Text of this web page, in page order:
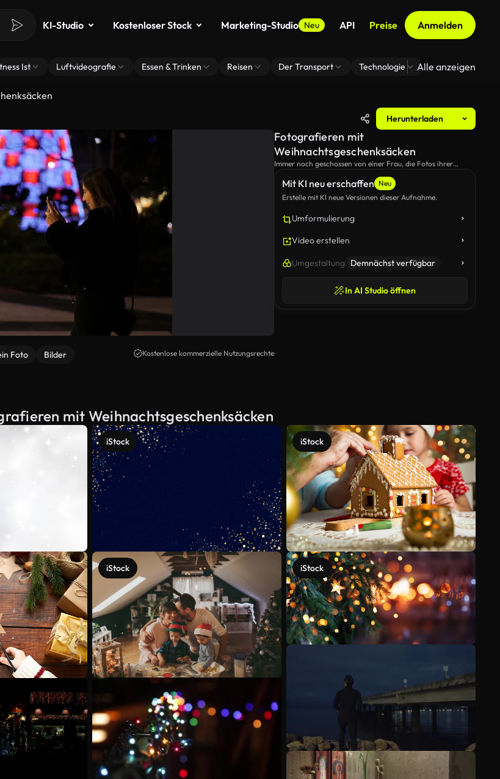
KI-Studio Kostenloser Stock Marketing-Studio Neu API Preise Anmelden
Ist Luftvideografie Essen & Trinken Reisen Der Transport Technologie Zoom Virtuelle
Alle anzeigen
Herunterladen
Foto
Bilder
Kostenlose kommerzielle Nutzungsrechte
Mit KI neu erschaffen Neu
Erstelle mit KI neue Versionen dieser Aufnahme.
Umformulierung
Video erstellen
Umgestaltung Demnächst verfügbar
In AI Studio öffnen
Fotografieren mit
Weihnachtsgeschenksäcken
Immer noch geschossen von einer Frau, die Fotos ihrer
hält.
mit Weihnachtsgeschenksäcken
iStock
iStock
iStock
iStock
Mehr anzeigen